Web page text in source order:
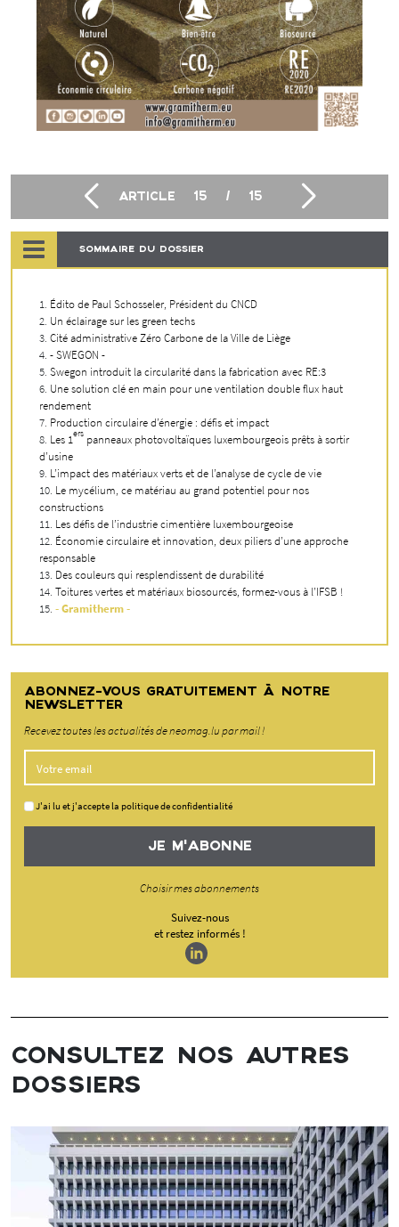
ARTICLE 15 / 15
SOMMAIRE DU DOSSIER
Édito de Paul Schosseler, Président du CNCD
Un éclairage sur les green techs
Cité administrative Zéro Carbone de la Ville de Liège
- SWEGON -
Swegon introduit la circularité dans la fabrication avec RE:3
Une solution clé en main pour une ventilation double flux haut
rendement
Production circulaire d’énergie : défis et impact
Les 1ers panneaux photovoltaïques luxembourgeois prêts à sortir
d’usine
L’impact des matériaux verts et de l’analyse de cycle de vie
Le mycélium, ce matériau au grand potentiel pour nos
constructions
Les défis de l’industrie cimentière luxembourgeoise
Économie circulaire et innovation, deux piliers d’une approche
responsable
Des couleurs qui resplendissent de durabilité
Toitures vertes et matériaux biosourcés, formez-vous à l’IFSB !
- Gramitherm -
ABONNEZ-VOUS GRATUITEMENT À NOTRE
NEWSLETTER
Recevez toutes les actualités de neomag.lu par mail !
J'ai lu et j'accepte la politique de confidentialité
JE M'ABONNE
Choisir mes abonnements
Suivez-nous
et restez informés !
CONSULTEZ NOS AUTRES
DOSSIERS